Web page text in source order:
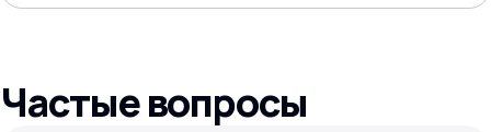
Частые вопросы